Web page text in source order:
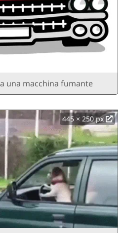
una macchina fumante
445 × 250 px